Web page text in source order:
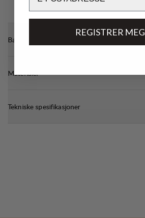
Bærekraftsegenskaper
Materialer
Tekniske spesifikasjoner
REGISTRER MEG